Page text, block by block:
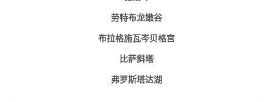
劳特布龙嫩谷
布拉格施瓦岑贝格宫
比萨斜塔
弗罗斯塔达湖